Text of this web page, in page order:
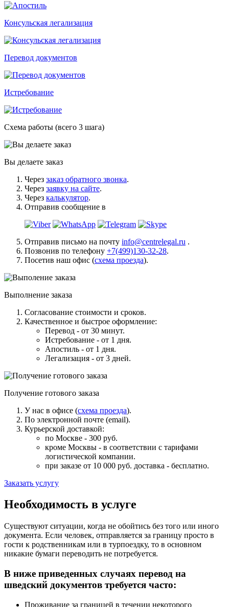
Консульская легализация
Перевод документов
Истребование
Схема работы (всего 3 шага)
Вы делаете заказ
Через заказ обратного звонка.
Через заявку на сайте.
Через калькулятор.
Отправив сообщение в
Отправив письмо на почту info@centrelegal.ru .
Позвонив по телефону +7(499)130-32-28.
Посетив наш офис (схема проезда).
Выполнение заказа
Согласование стоимости и сроков.
Качественное и быстрое оформление:
Перевод - от 30 минут.
Истребование - от 1 дня.
Апостиль - от 1 дня.
Легализация - от 3 дней.
Получение готового заказа
У нас в офисе (схема проезда).
По электронной почте (email).
Курьерской доставкой:
по Москве - 300 руб.
кроме Москвы - в соответствии с тарифами
логистической компании.
при заказе от 10 000 руб. доставка - бесплатно.
Заказать услугу
Необходимость в услуге
Существуют ситуации, когда не обойтись без того или иного
документа. Если человек, отправляется за границу просто в
гости к родственникам или в турпоездку, то в основном
никакие бумаги переводить не потребуется.
В ниже приведенных случаях перевод на
шведский документов требуется часто:
Проживание за границей в течении некоторого